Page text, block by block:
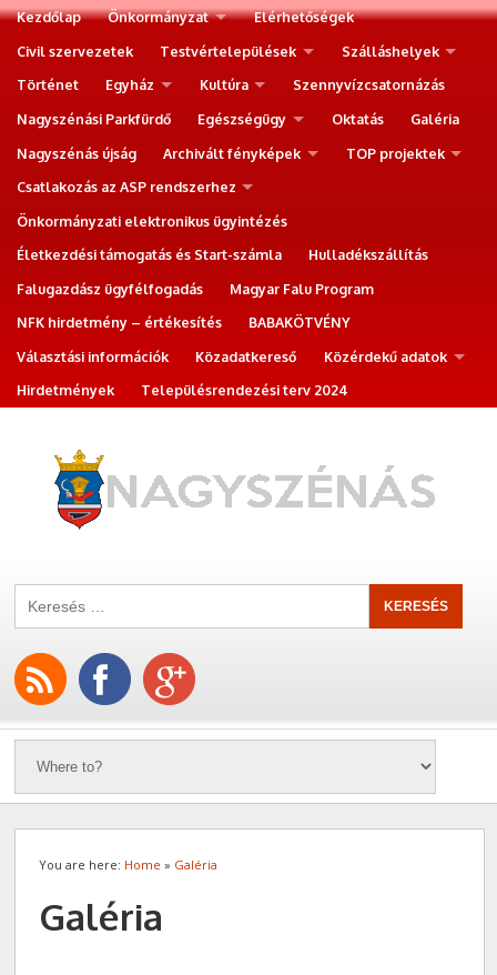
Kezdőlap Önkormányzat
Elérhetőségek
Civil szervezetek
Testvértelepülések
Szálláshelyek
Történet
Egyház Kultúra
Szennyvízcsatornázás
Nagyszénási Parkfürdő
Egészségügy Oktatás
Galéria
Nagyszénás újság
Archivált fényképek
TOP projektek
Csatlakozás az ASP rendszerhez
Önkormányzati elektronikus ügyintézés
Életkezdési támogatás és Start-számla
Hulladékszállítás
Falugazdász ügyfélfogadás
Magyar Falu Program
NFK hirdetmény – értékesítés
BABAKÖTVÉNY
Választási információk
Közadatkereső
Közérdekű adatok
Hirdetmények
Településrendezési terv 2024
You are here: Home » Galéria
Galéria